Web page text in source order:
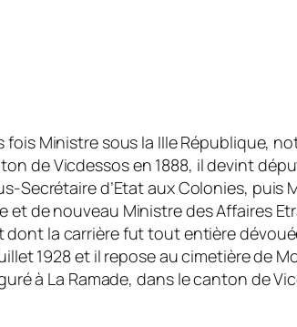
Ministre sous la IIIe République,
de Vicdessos en 1888, il devint
Secrétaire d’Etat aux Colonies, puis
de nouveau Ministre des Affaires
dont la carrière fut tout entière
1928 et il repose au cimetière de
à La Ramade, dans le canton de